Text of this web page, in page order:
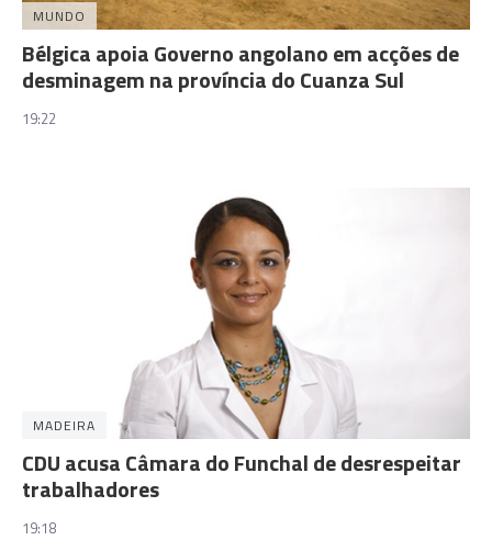
MUNDO
Bélgica apoia Governo angolano em acções de
desminagem na província do Cuanza Sul
19:22
MADEIRA
CDU acusa Câmara do Funchal de desrespeitar
trabalhadores
19:18